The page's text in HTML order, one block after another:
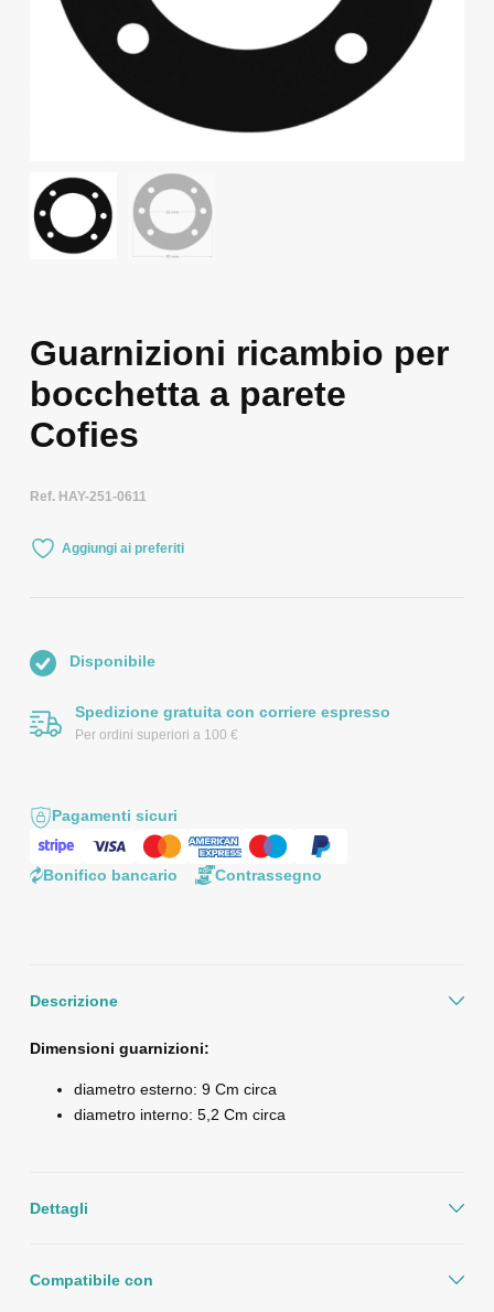
Guarnizioni ricambio per
bocchetta a parete
Cofies
Ref. HAY-251-0611
Aggiungi ai preferiti
Disponibile
Spedizione gratuita con corriere espresso
Per ordini superiori a 100 €
Pagamenti sicuri
Bonifico bancario Contrassegno
Descrizione
Dimensioni guarnizioni:
diametro esterno: 9 Cm circa
diametro interno: 5,2 Cm circa
Dettagli
Compatibile con